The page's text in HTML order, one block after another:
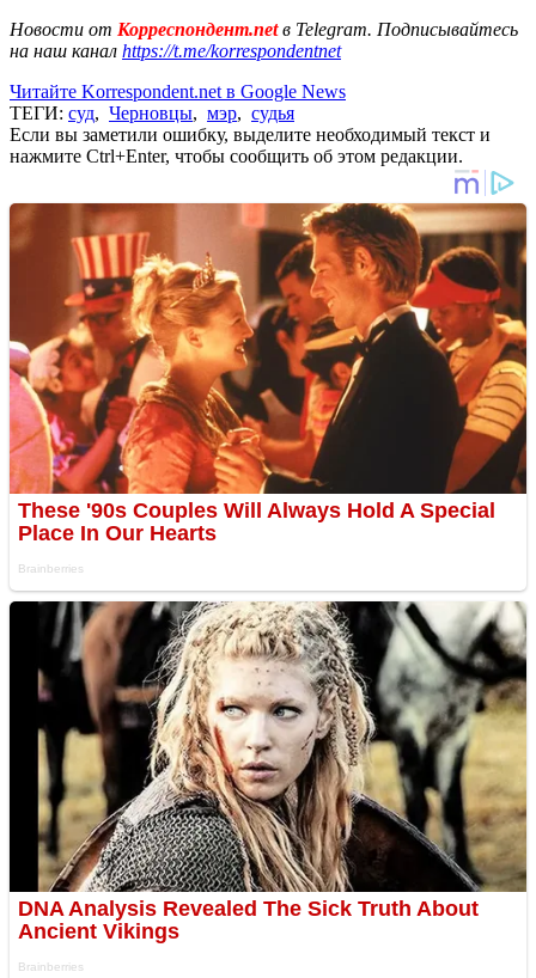
Новости от Корреспондент.netв Telegram. Подписывайтесь
на наш канал https://t.me/korrespondentnet
Читайте Korrespondent.net в Google News
ТЕГИ: суд, Черновцы, мэр, судья
Если вы заметили ошибку, выделите необходимый текст и
нажмите Ctrl+Enter, чтобы сообщить об этом редакции.